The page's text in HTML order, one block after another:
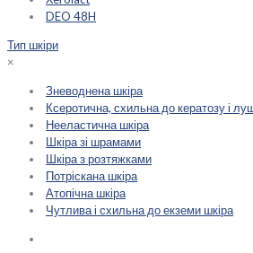
DEO 48H
Тип шкіри
×
Зневоднена шкіра
Ксеротична, схильна до кератозу і
Нееластична шкіра
Шкіра зі шрамами
Шкіра з розтяжками
Потріскана шкіра
Атопічна шкіра
Чутлива і схильна до екземи шкіра